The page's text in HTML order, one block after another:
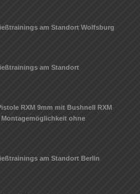
am Standort Wolfsburg
am Standort
RXM 9mm mit Bushnell RXM
ohne
am Standort Berlin